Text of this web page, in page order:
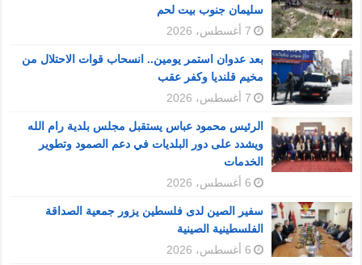
سليمان جنوب بيت لحم
7 أغسطس، 2026
بعد عدوان استمر يومين.. انسحاب قوات الاحتلال من
مخيم قلنديا وكفر عقب
7 أغسطس، 2026
الرئيس محمود عباس يستقبل مجلس بلدية رام الله
ويشدد على دور البلديات في دعم الصمود وتطوير
الخدمات
6 أغسطس، 2026
سفير الصين لدى فلسطين يزور جمعية الصداقة
الفلسطينية الصينية
6 أغسطس، 2026